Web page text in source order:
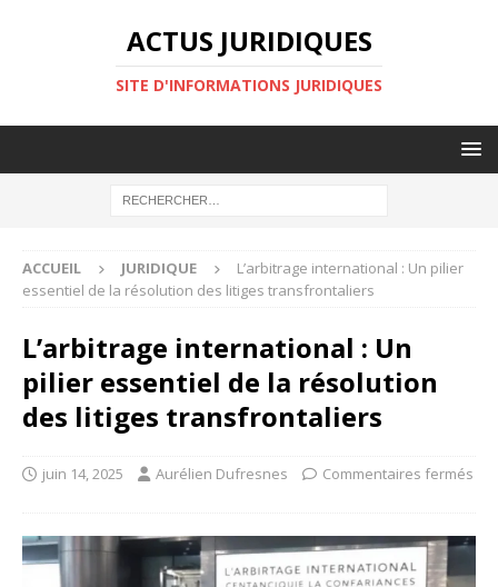
ACTUS JURIDIQUES
SITE D'INFORMATIONS JURIDIQUES
ACCUEIL JURIDIQUE
L’arbitrage international : Un pilier
essentiel de la résolution des litiges transfrontaliers
L’arbitrage international : Un
pilier essentiel de la résolution
des litiges transfrontaliers
juin 14, 2025 Aurélien Dufresnes Commentaires fermés